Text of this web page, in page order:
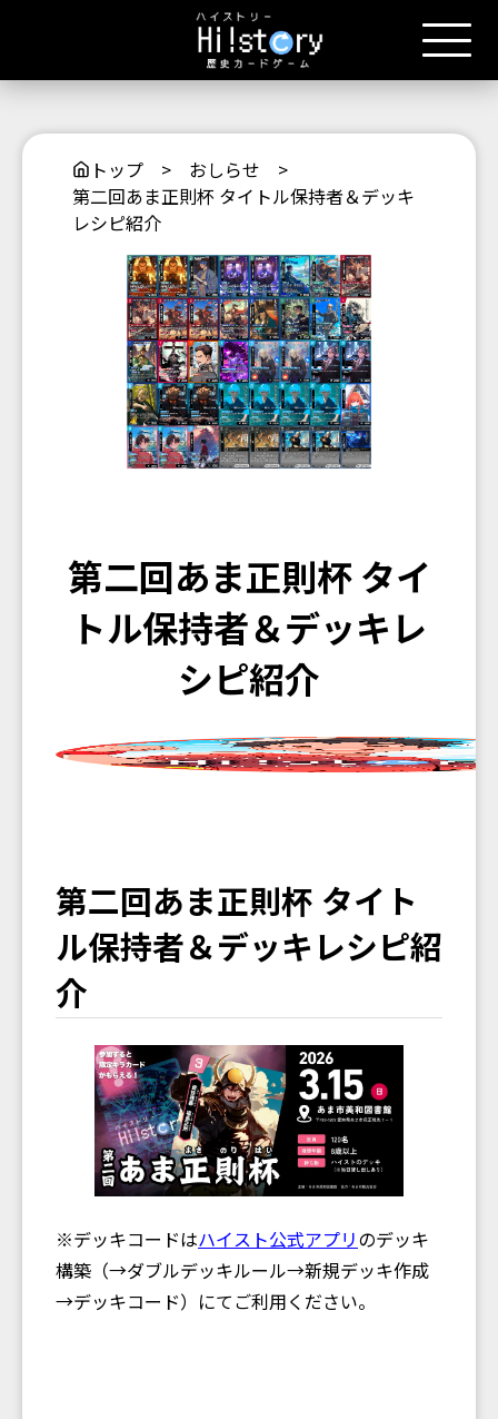
トップ > おしらせ >
第二回あま正則杯 タイトル保持者＆デッキ
レシピ紹介
第二回あま正則杯 タイ
トル保持者＆デッキレ
シピ紹介
第二回あま正則杯 タイト
ル保持者＆デッキレシピ紹
介
※デッキコードはハイスト公式アプリのデッキ
構築（→ダブルデッキルール→新規デッキ作成
→デッキコード）にてご利用ください。